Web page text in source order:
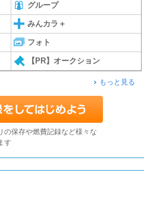
グループ
みんカラ＋
フォト
【PR】オークション
もっと見る
の保存や燃費記録など様々な
す